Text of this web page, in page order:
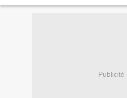
Publicité